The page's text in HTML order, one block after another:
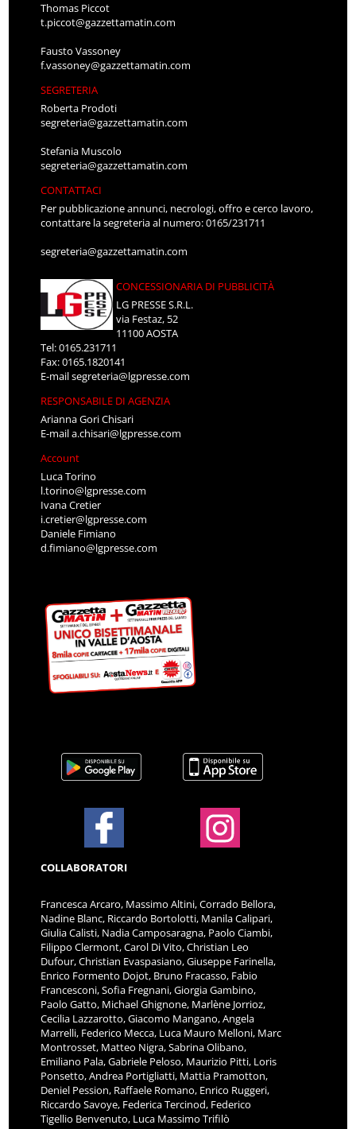
Thomas Piccot
t.piccot@gazzettamatin.com
Fausto Vassoney
f.vassoney@gazzettamatin.com
SEGRETERIA
Roberta Prodoti
segreteria@gazzettamatin.com
Stefania Muscolo
segreteria@gazzettamatin.com
CONTATTACI
Per pubblicazione annunci, necrologi, offro e cerco lavoro,
contattare la segreteria al numero: 0165/231711
segreteria@gazzettamatin.com
CONCESSIONARIA DI PUBBLICITÀ
LG PRESSE S.R.L.
via Festaz, 52
11100 AOSTA
Tel: 0165.231711
Fax: 0165.1820141
E-mailsegreteria@lgpresse.com
RESPONSABILE DI AGENZIA
Arianna Gori Chisari
E-maila.chisari@lgpresse.com
Account
Luca Torino
l.torino@lgpresse.com
Ivana Cretier
i.cretier@lgpresse.com
Daniele Fimiano
d.fimiano@lgpresse.com
COLLABORATORI
Francesca Arcaro, Massimo Altini, Corrado Bellora,
Nadine Blanc, Riccardo Bortolotti, Manila Calipari,
Giulia Calisti, Nadia Camposaragna, Paolo Ciambi,
Filippo Clermont, Carol Di Vito, Christian Leo
Dufour, Christian Evaspasiano, Giuseppe Farinella,
Enrico Formento Dojot, Bruno Fracasso, Fabio
Francesconi, Sofia Fregnani, Giorgia Gambino,
Paolo Gatto, Michael Ghignone, Marlène Jorrioz,
Cecilia Lazzarotto, Giacomo Mangano, Angela
Marrelli, Federico Mecca, Luca Mauro Melloni, Marc
Montrosset, Matteo Nigra, Sabrina Olibano,
Emiliano Pala, Gabriele Peloso, Maurizio Pitti, Loris
Ponsetto, Andrea Portigliatti, Mattia Pramotton,
Deniel Pession, Raffaele Romano, Enrico Ruggeri,
Riccardo Savoye, Federica Tercinod, Federico
Tigellio Benvenuto, Luca Massimo Trifilò